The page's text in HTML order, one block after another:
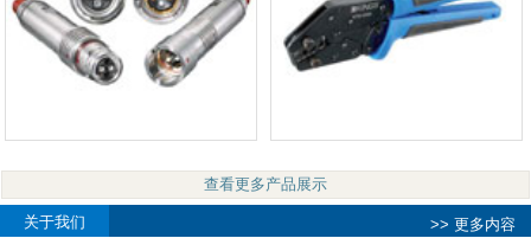
查看更多产品展示
关于我们 >> 更多内容